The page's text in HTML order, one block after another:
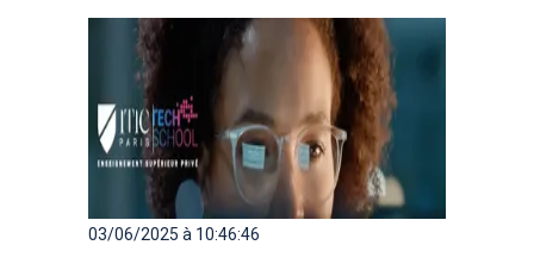
03/06/2025 à 10:46:46